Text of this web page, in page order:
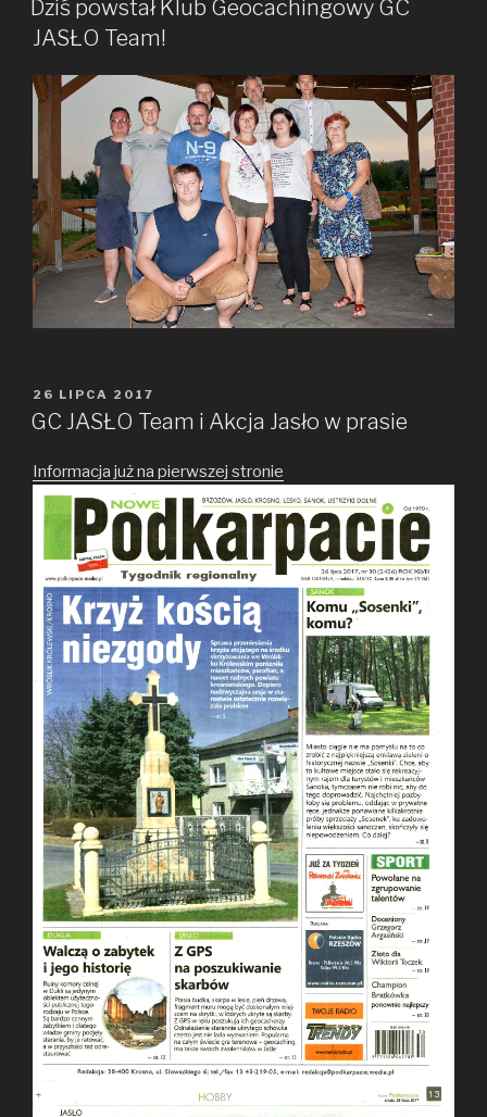
Dziś powstał Klub Geocachingowy GC
JASŁO Team!
OPUBLIKOWANE
W
26 LIPCA 2017
GC JASŁO Team i Akcja Jasło w prasie
Informacja już na pierwszej stronie